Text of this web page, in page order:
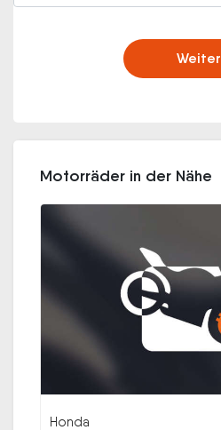
Weiter
Motorräder in der Nähe
Honda